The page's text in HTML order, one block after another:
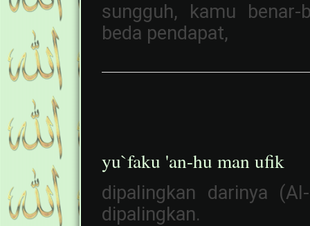
sungguh, kamu benar-
beda pendapat,
yu`faku 'an-hu man ufik
dipalingkan darinya
dipalingkan.